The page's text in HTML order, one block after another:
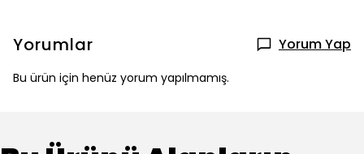
Yorumlar Yorum Yap
Bu ürün için henüz yorum yapılmamış.